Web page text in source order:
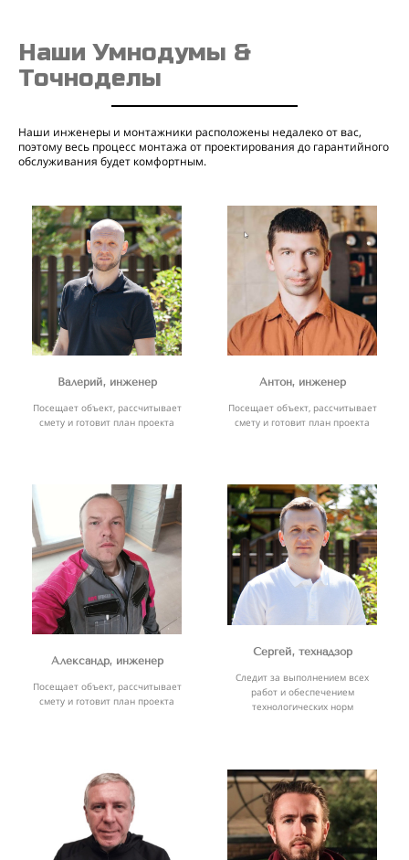
Наши Умнодумы &
Точноделы
Наши инженеры и монтажники расположены недалеко от вас,
поэтому весь процесс монтажа от проектирования до гарантийного
обслуживания будет комфортным.
Валерий, инженер
Посещает объект, рассчитывает
смету и готовит план проекта
Антон, инженер
Посещает объект, рассчитывает
смету и готовит план проекта
Александр, инженер
Посещает объект, рассчитывает
смету и готовит план проекта
Сергей, технадзор
Следит за выполнением всех
работ и обеспечением
технологических норм